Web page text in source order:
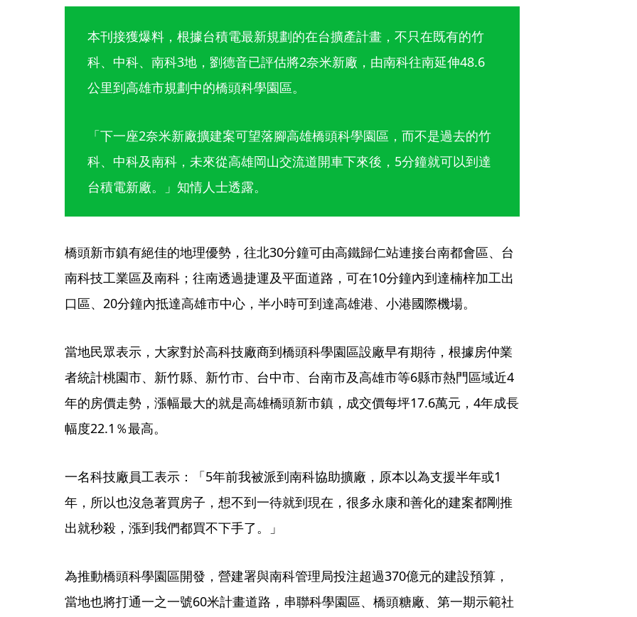
本刊接獲爆料，根據台積電最新規劃的在台擴產計畫，不只在既有的竹
科、中科、南科3地，劉德音已評估將2奈米新廠，由南科往南延伸48.6
公里到高雄市規劃中的橋頭科學園區。
「下一座2奈米新廠擴建案可望落腳高雄橋頭科學園區，而不是過去的竹
科、中科及南科，未來從高雄岡山交流道開車下來後，5分鐘就可以到達
台積電新廠。」知情人士透露。
橋頭新市鎮有絕佳的地理優勢，往北30分鐘可由高鐵歸仁站連接台南都會區、台
南科技工業區及南科；往南透過捷運及平面道路，可在10分鐘內到達楠梓加工出
口區、20分鐘內抵達高雄市中心，半小時可到達高雄港、小港國際機場。
當地民眾表示，大家對於高科技廠商到橋頭科學園區設廠早有期待，根據房仲業
者統計桃園市、新竹縣、新竹市、台中市、台南市及高雄市等6縣市熱門區域近4
年的房價走勢，漲幅最大的就是高雄橋頭新市鎮，成交價每坪17.6萬元，4年成長
幅度22.1％最高。
一名科技廠員工表示：「5年前我被派到南科協助擴廠，原本以為支援半年或1
年，所以也沒急著買房子，想不到一待就到現在，很多永康和善化的建案都剛推
出就秒殺，漲到我們都買不下手了。」
為推動橋頭科學園區開發，營建署與南科管理局投注超過370億元的建設預算，
當地也將打通一之一號60米計畫道路，串聯科學園區、橋頭糖廠、第一期示範社